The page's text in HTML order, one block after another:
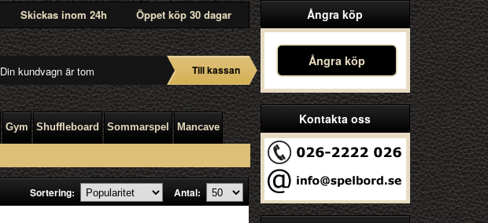
Skickas inom 24h Öppet köp 30 dagar
Din kundvagn är tom Till kassan
Gym Shuffleboard Sommarspel Mancave
Ångra köp
Ångra köp
Kontakta oss
Sortering: Antal: